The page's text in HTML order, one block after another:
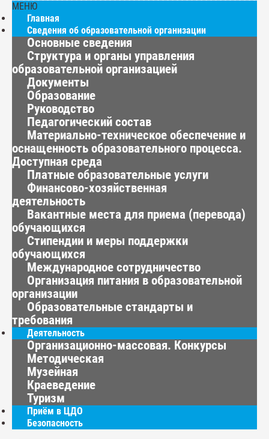
МЕНЮ
Главная
Сведения об образовательной организации
Основные сведения
Структура и органы управления
образовательной организацией
Документы
Образование
Руководство
Педагогический состав
Материально-техническое обеспечение и
оснащенность образовательного процесса.
Доступная среда
Платные образовательные услуги
Финансово-хозяйственная
деятельность
Вакантные места для приема (перевода)
обучающихся
Стипендии и меры поддержки
обучающихся
Международное сотрудничество
Организация питания в образовательной
организации
Образовательные стандарты и
требования
Деятельность
Организационно-массовая. Конкурсы
Методическая
Музейная
Краеведение
Туризм
Приём в ЦДО
Безопасность